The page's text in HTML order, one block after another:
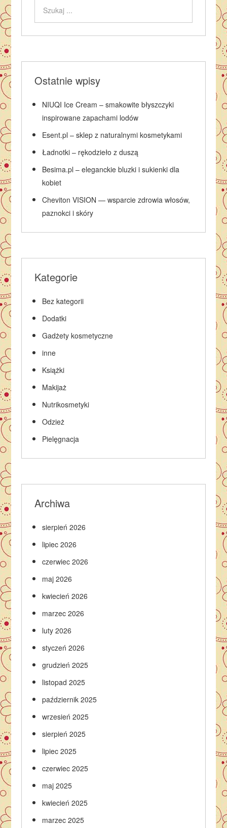
Ostatnie wpisy
NIUQI Ice Cream – smakowite błyszczyki
inspirowane zapachami lodów
Esent.pl – sklep z naturalnymi kosmetykami
Ładnotki – rękodzieło z duszą
Besima.pl – eleganckie bluzki i sukienki dla
kobiet
Cheviton VISION — wsparcie zdrowia włosów,
paznokci i skóry
Kategorie
Bez kategorii
Dodatki
Gadżety kosmetyczne
inne
Książki
Makijaż
Nutrikosmetyki
Odzież
Pielęgnacja
Archiwa
sierpień 2026
lipiec 2026
czerwiec 2026
maj 2026
kwiecień 2026
marzec 2026
luty 2026
styczeń 2026
grudzień 2025
listopad 2025
październik 2025
wrzesień 2025
sierpień 2025
lipiec 2025
czerwiec 2025
maj 2025
kwiecień 2025
marzec 2025